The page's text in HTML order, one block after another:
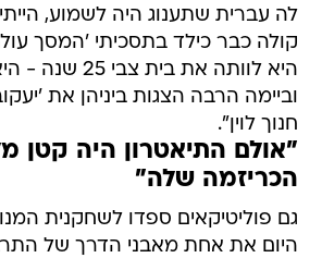
לה עברית שתענוג היה לשמוע,
קולה כבר כילד בתסכיתי 'המסך
היא לוותה את בית
וביימה הרבה הצגות ביניהן את
חנוך לוין".
"אולם התיאטרון היה קטן
הכריזמה שלה"
גם פוליטיקאים ספדו לשחקנית
היום את אחת מאבני הדרך של